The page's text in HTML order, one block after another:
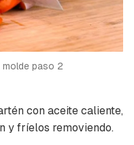
primero has
de Cocinatis.
paso 2
con aceite caliente,
y fríelos removiendo.
nuestro boletín.